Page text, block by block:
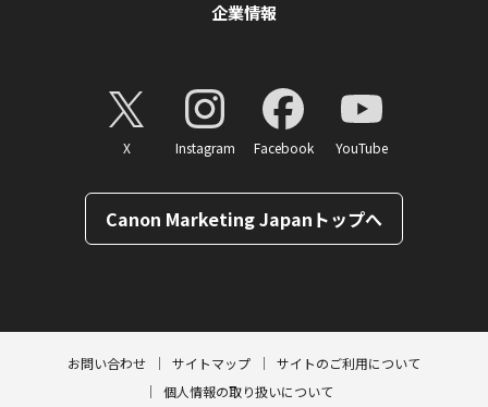
企業情報
X Instagram Facebook YouTube
Canon Marketing Japanトップへ
お問い合わせ サイトマップ
サイトのご利用について
個人情報の取り扱いについて